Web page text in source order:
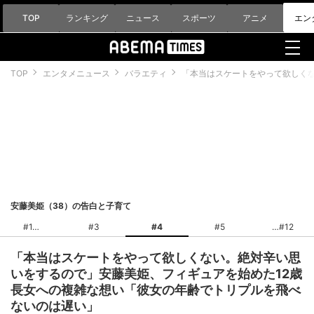
TOP ランキング ニュース スポーツ アニメ エン
TOP エンタメニュース バラエティ 「本当はスケートをやって欲し
安藤美姫（38）の告白と子育て
#1
#3 #4 #5 #12
「本当はスケートをやって欲しくない。絶対辛い思
いをするので」安藤美姫、フィギュアを始めた12歳
長女への複雑な想い「彼女の年齢でトリプルを飛べ
ないのは遅い」